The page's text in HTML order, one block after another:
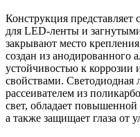
Конструкция представляет
для LED-ленты и
закрывают место
создан из анодированного
устойчивостью к
свойствами. Светодиодная
рассеивателем из
свет, обладает
а также защищает глаза от